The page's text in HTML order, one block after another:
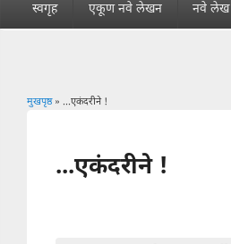
स्वगृह एकूण नवे लेखन नवे लेख
मुखपृष्ठ» ...एकंदरीने !
...एकंदरीने !